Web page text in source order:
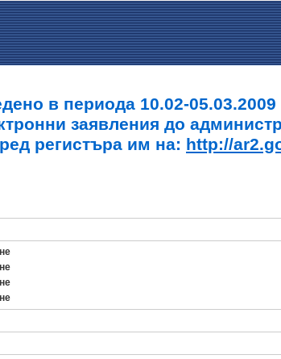
в периода 10.02-05.03.2009
заявления до
регистъра им на: http://
не
не
не
не